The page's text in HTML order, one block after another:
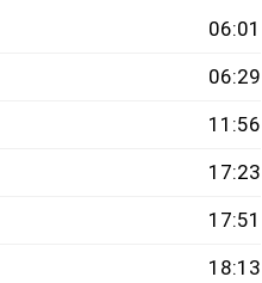
06:01
06:29
11:56
17:23
17:51
18:13